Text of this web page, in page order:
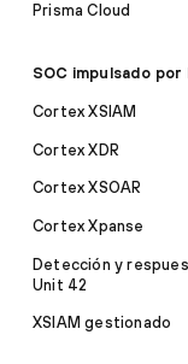
Prisma Cloud
SOC impulsado por
Cortex XSIAM
Cortex XDR
Cortex XSOAR
Cortex Xpanse
Detección y
Unit 42
XSIAM gestionado